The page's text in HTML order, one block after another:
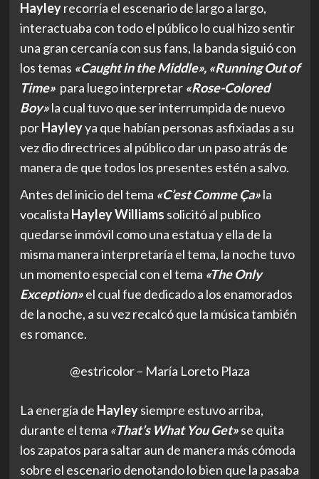
Hayleyrecorría el escenario de largo a largo,
interactuaba con todo el público lo cual hizo sentir
una gran cercanía con sus fans, la banda siguió con
los temas «Caught in the Middle», «Running Out of
Time» para luego interpretar «Rose-Colored
Boy»la cual tuvo que ser interrumpida de nuevo
porHayleyya que habían personas asfixiadas a su
vez dio directrices al público dar un paso atrás de
manera de que todos los presentes estén a salvo.
Antes del inicio del tema «C’est Comme Ça»la
vocalista Hayley Williams solicitó al publico
quedarse inmóvil como una estatua y ella de la
misma manera interpretaría el tema, la noche tuvo
un momento especial con el tema «The Only
Exception»el cual fue dedicado a los enamorados
de la noche, a su vez recalcó que la música también
es romance.
@estricolor – María Loreto Plaza
La energía de Hayleysiempre estuvo arriba,
durante el tema «That’s What You Get»se quita
los zapatos para saltar aun de manera más cómoda
sobre el escenario denotando lo bien que la pasaba